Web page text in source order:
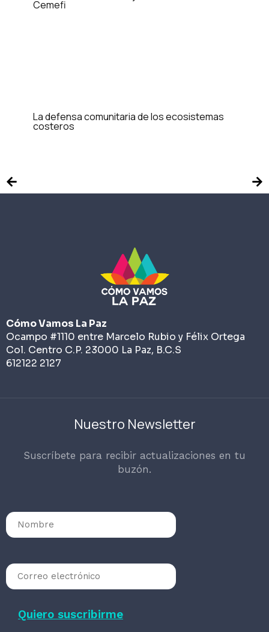
Cemefi
La defensa comunitaria de los ecosistemas
costeros
Cómo Vamos La Paz
Ocampo #1110 entre Marcelo Rubio y Félix Ortega
Col. Centro C.P. 23000 La Paz, B.C.S
612122 2127
Nuestro Newsletter
Suscríbete para recibir actualizaciones en tu
buzón.